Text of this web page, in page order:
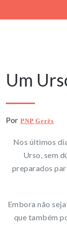
Um
Por PNP Gerês
Nos últimos
Urso, sem
preparados
Embora não
que também